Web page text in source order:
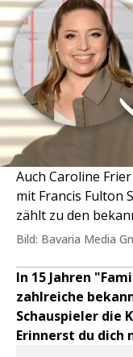
Auch Caroline
mit Francis Fulton
zählt zu den
Bild: Bavaria Media
In 15 Jahren
zahlreiche
Schauspieler die
Erinnerst du dich